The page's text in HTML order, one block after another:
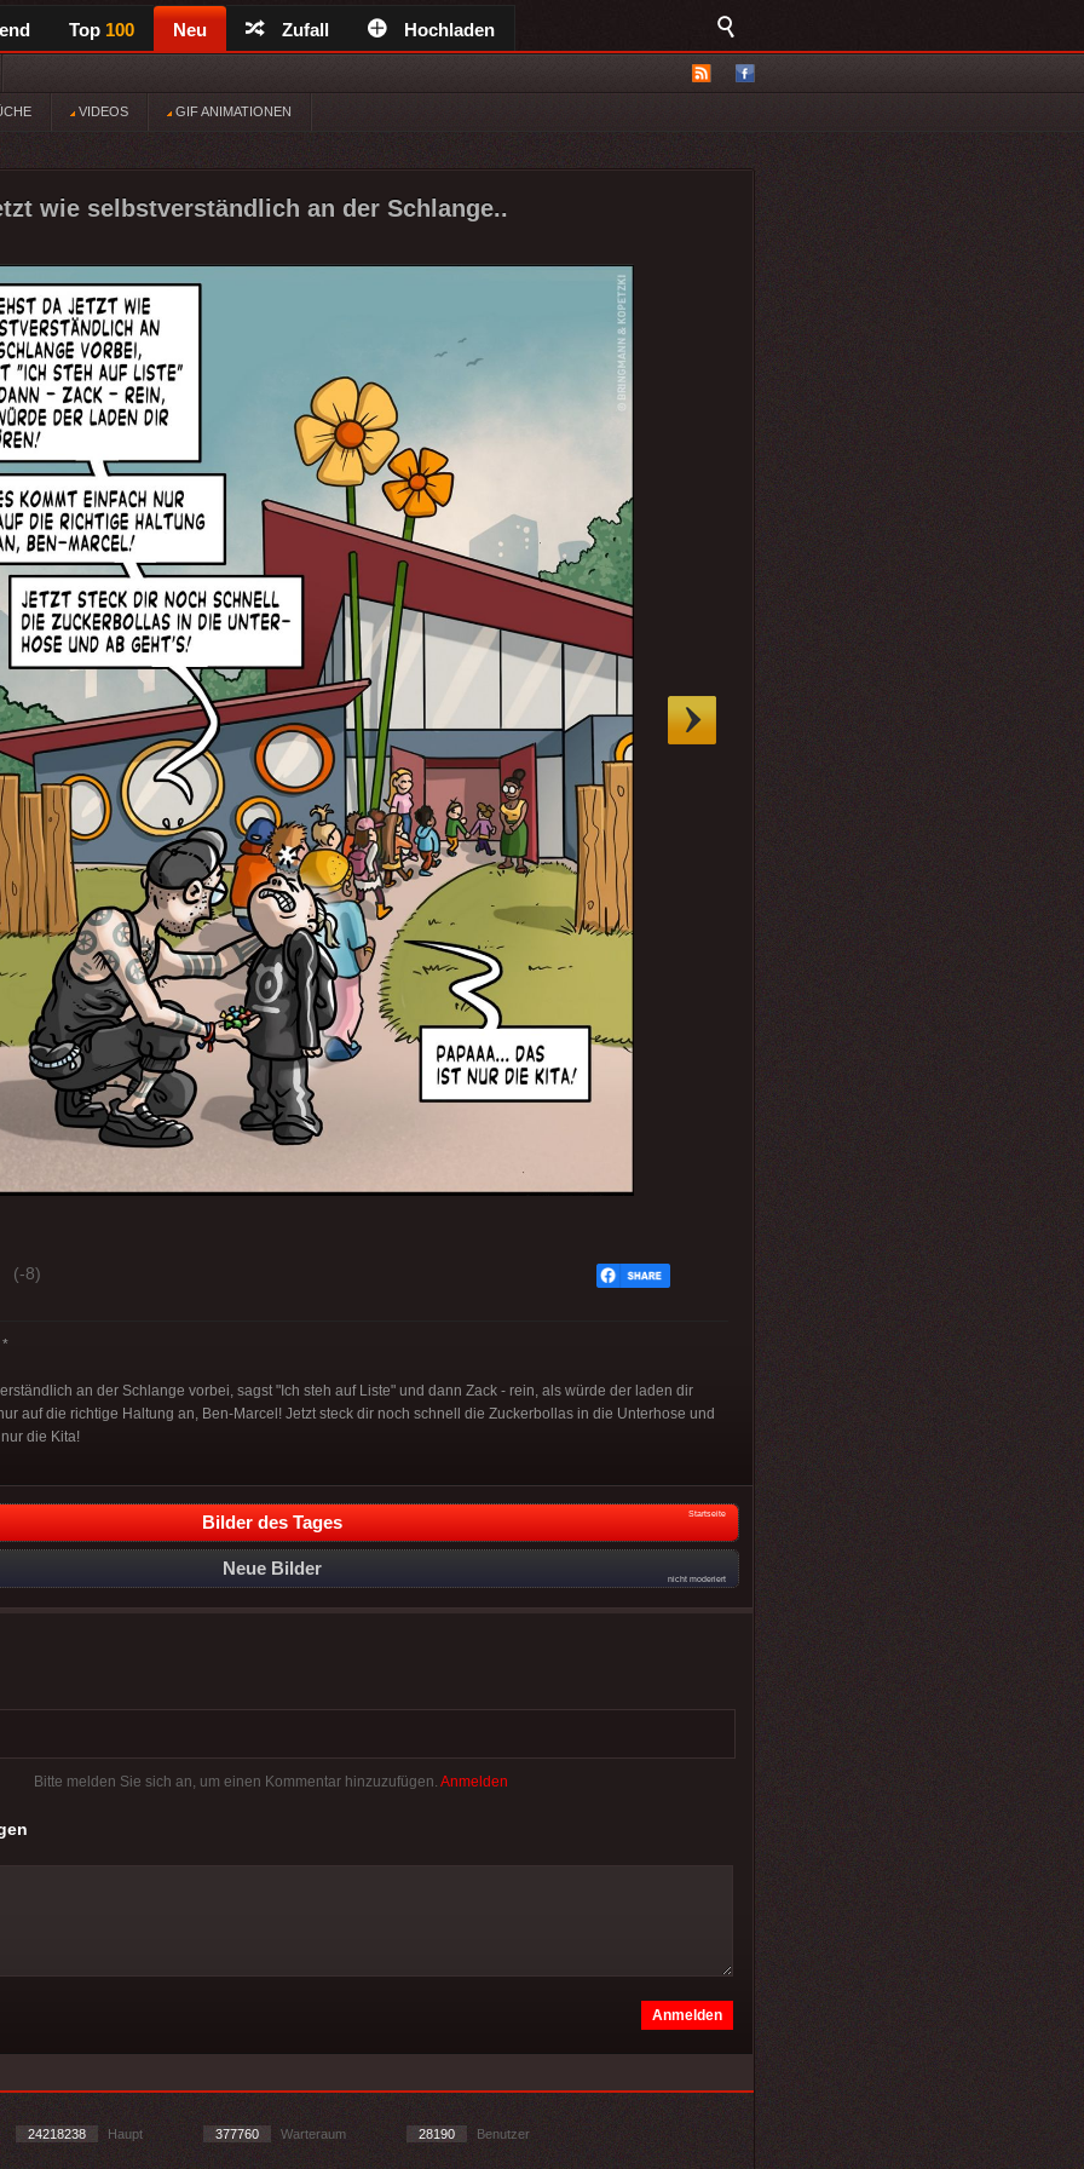
Top 100 Neu Zufall Hochladen
VIDEOS GIF ANIMATIONEN
wie selbstverständlich an der Schlange..
(-8)
an der Schlange vorbei, sagst "Ich steh auf Liste" und dann Zack - rein, als würde der laden dir
auf die richtige Haltung an, Ben-Marcel! Jetzt steck dir noch schnell die Zuckerbollas in die Unterhose und
die Kita!
Bilder des Tages Startseite
Neue Bilder
nicht moderiert
Bitte melden Sie sich an, um einen Kommentar hinzuzufügen. Anmelden
24218238 Haupt 377760 Warteraum 28190 Benutzer